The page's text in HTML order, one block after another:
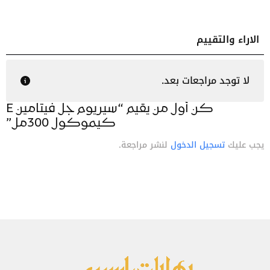
الاراء والتقييم
المراجعات
لا توجد مراجعات بعد.
كن أول من يقيم “سيريوم جل فيتامين E
كيموكول 300مل”
يجب عليك تسجيل الدخول لنشر مراجعة.